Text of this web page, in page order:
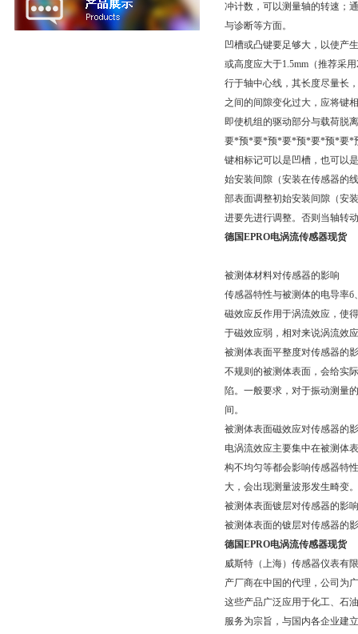
冲计数，可以测量轴的转速；
与诊断等方面。
凹槽或凸键要足够大，以使产
或高度应大于1.5mm（推荐采
行于轴中心线，其长度尽量长
之间的间隙变化过大，应将键
即使机组的驱动部分与载荷脱
要*预*要*预*要*预*要*预*要*
键相标记可以是凹槽，也可以
始安装间隙（安装在传感器的
部表面调整初始安装间隙（安
进要先进行调整。否则当轴转
德国EPRO电涡流传感器现货
被测体材料对传感器的影响
传感器特性与被测体的电导率
磁效应反作用于涡流效应，使
于磁效应弱，相对来说涡流效
被测体表面平整度对传感器的
不规则的被测体表面，会给实
陷。一般要求，对于振动测量
间。
被测体表面磁效应对传感器的
电涡流效应主要集中在被测体
构不均匀等都会影响传感器特
大，会出现测量波形发生畸变。
被测体表面镀层对传感器的影响
被测体表面的镀层对传感器的
德国EPRO电涡流传感器现货
威斯特（上海）传感器仪表有
产厂商在中国的代理，公司为
这些产品广泛应用于化工、石
服务为宗旨，与国内各企业建